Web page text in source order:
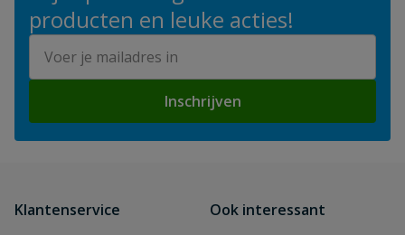
producten en leuke acties!
Inschrijven
Klantenservice
Ook interessant